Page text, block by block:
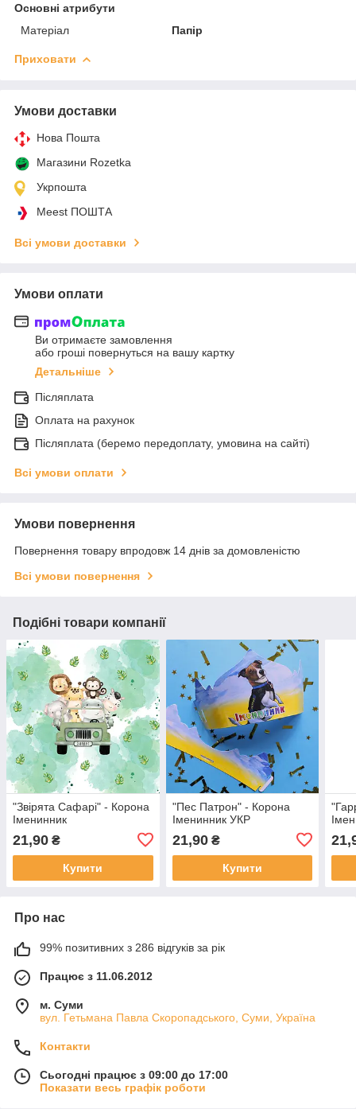
Основні атрибути
Матеріал
Папір
Приховати
Умови доставки
Нова Пошта
Магазини Rozetka
Укрпошта
Meest ПОШТА
Всі умови доставки
Умови оплати
Ви отримаєте замовлення
або гроші повернуться на вашу картку
Детальніше
Післяплата
Оплата на рахунок
Післяплата (беремо передоплату, умовина на сайті)
Всі умови оплати
Умови повернення
Повернення товару впродовж 14 днів за домовленістю
Всі умови повернення
Подібні товари компанії
"Звірята Сафарі" - Корона
Іменинник
21,90 ₴
Купити
"Пес Патрон" - Корона
Іменинник УКР
21,90₴
Купити
Про нас
99% позитивних з 286 відгуків за рік
Працює з 11.06.2012
м. Суми
вул. Гетьмана Павла Скоропадського, Суми, Україна
Контакти
Сьогодні працює з 09:00 до 17:00
Показати весь графік роботи